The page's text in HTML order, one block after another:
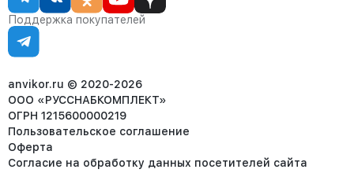
Статьи
corp@anvikor.ru
Ежедневно, с 7:00-19:00 (МСК)
Отдел рекламации:
8 (953) 455-25-61
Поддержка покупателей
anvikor.ru © 2020-2026
ООО «РУССНАБКОМПЛЕКТ»
ОГРН 1215600000219
Пользовательское соглашение
Оферта
Согласие на обработку данных посетителей сайта